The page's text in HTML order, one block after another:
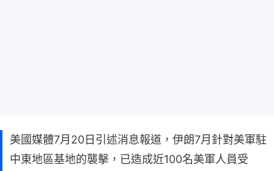
美國媒體7月20日引述消息報道，伊朗7月針對美軍駐
中東地區基地的襲擊，已造成近100名美軍人員受